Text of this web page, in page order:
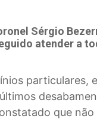
Sérgio
atender a
particulares,
que